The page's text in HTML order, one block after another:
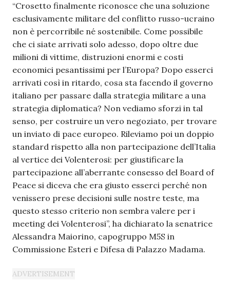
“Crosetto finalmente riconosce che una soluzione
esclusivamente militare del conflitto russo-ucraino
non è percorribile né sostenibile. Come possibile
che ci siate arrivati solo adesso, dopo oltre due
milioni di vittime, distruzioni enormi e costi
economici pesantissimi per l’Europa? Dopo esserci
arrivati così in ritardo, cosa sta facendo il governo
italiano per passare dalla strategia militare a una
strategia diplomatica? Non vediamo sforzi in tal
senso, per costruire un vero negoziato, per trovare
un inviato di pace europeo. Rileviamo poi un doppio
standard rispetto alla non partecipazione dell’Italia
al vertice dei Volenterosi: per giustificare la
partecipazione all’aberrante consesso del Board of
Peace si diceva che era giusto esserci perché non
venissero prese decisioni sulle nostre teste, ma
questo stesso criterio non sembra valere per i
meeting dei Volenterosi”, ha dichiarato la senatrice
Alessandra Maiorino, capogruppo M5S in
Commissione Esteri e Difesa di Palazzo Madama.